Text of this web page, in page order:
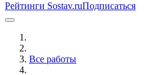
Рейтинги Sostav.ruПодписаться
Все работы